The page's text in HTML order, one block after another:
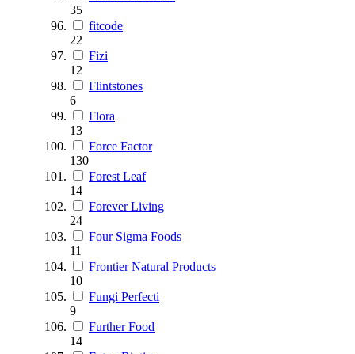
35
fitcode
22
Fizi
12
Flintstones
6
Flora
13
Force Factor
130
Forest Leaf
14
Forever Living
24
Four Sigma Foods
11
Frontier Natural Products
10
Fungi Perfecti
9
Further Food
14